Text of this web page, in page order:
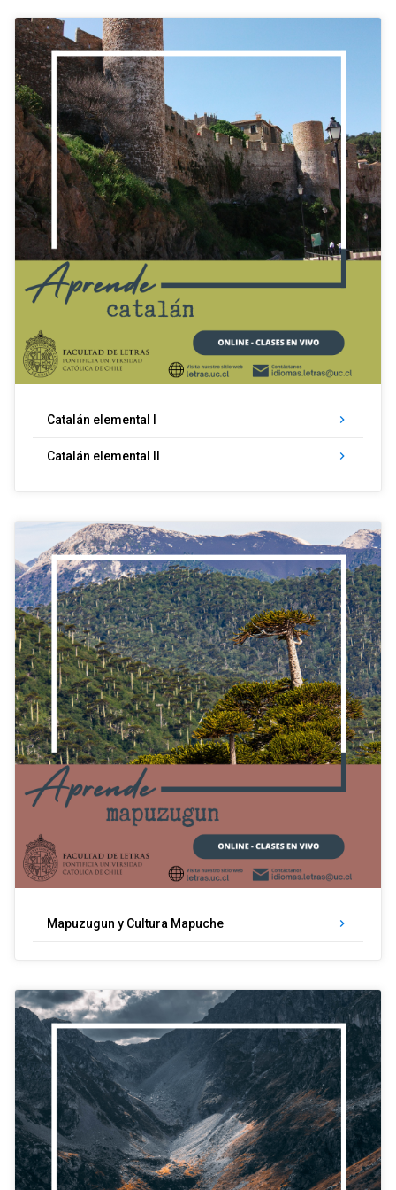
Catalán elemental I keyboard_arrow_right
Catalán elemental II keyboard_arrow_right
Mapuzugun y Cultura Mapuche keyboard_arrow_right